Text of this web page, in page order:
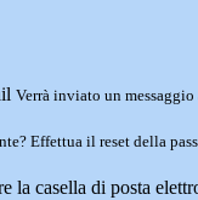
Verrà inviato un
Effettua il reset della
la casella di posta